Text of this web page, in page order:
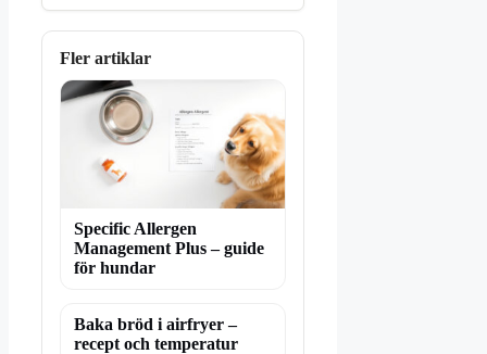
Fler artiklar
Specific Allergen
Management Plus – guide
för hundar
Baka bröd i airfryer –
recept och temperatur